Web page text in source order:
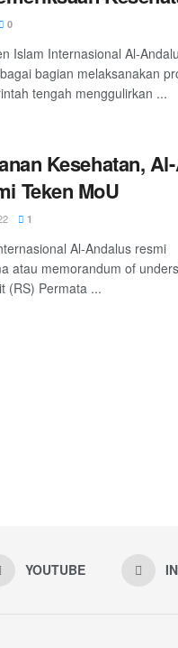
0
Islam Internasional Al-
bagian melaksanakan
tengah menggulirkan ...
Kesehatan,
Teken MoU
1
Al-Andalus resmi
atau memorandum of
(RS) Permata ...
YOUTUBE